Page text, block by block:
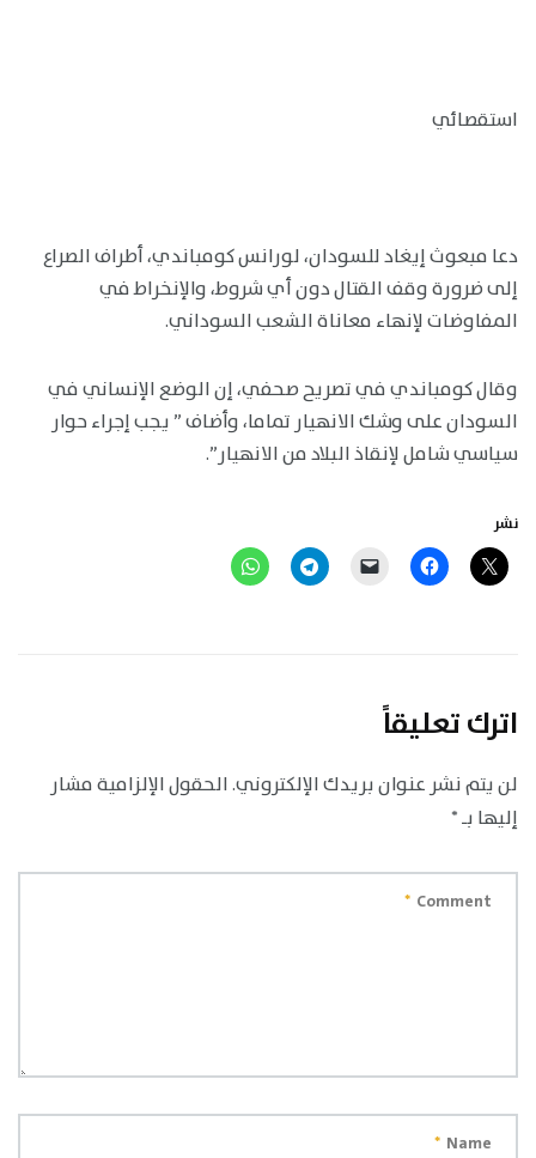
استقصائي
دعا مبعوث إيغاد للسودان، لورانس كومباندي، أطراف الصراع
إلى ضرورة وقف القتال دون أي شروط، والإنخراط في
المفاوضات لإنهاء معاناة الشعب السوداني.
وقال كومباندي في تصريح صحفي، إن الوضع الإنساني في
السودان على وشك الانهيار تماما، وأضاف ” يجب إجراء حوار
سياسي شامل لإنقاذ البلاد من الانهيار”.
نشر
اترك تعليقاً
لن يتم نشر عنوان بريدك الإلكتروني.الحقول الإلزامية مشار
إليها بـ*
Comment
*
Name
*